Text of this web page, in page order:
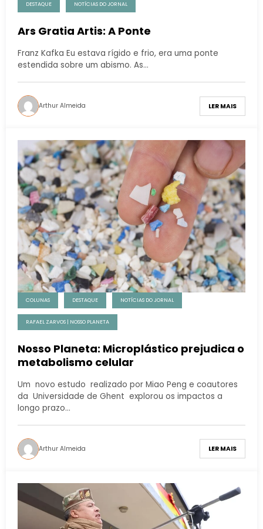
DESTAQUE NOTÍCIAS DO JORNAL
Ars Gratia Artis: A Ponte
Franz Kafka Eu estava rígido e frio, era uma ponte
estendida sobre um abismo. As…
Arthur Almeida LER MAIS
COLUNAS DESTAQUE NOTÍCIAS DO JORNAL
RAFAEL ZARVOS | NOSSO PLANETA
Nosso Planeta: Microplástico prejudica o
metabolismo celular
Um novo estudo realizado por Miao Peng e coautores
da Universidade de Ghent explorou os impactos a
longo prazo…
Arthur Almeida LER MAIS